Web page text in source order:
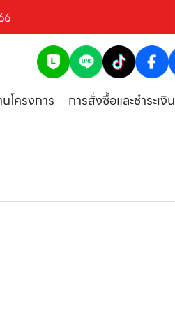
โครงการ การสั่งซื้อและชำระเงิน